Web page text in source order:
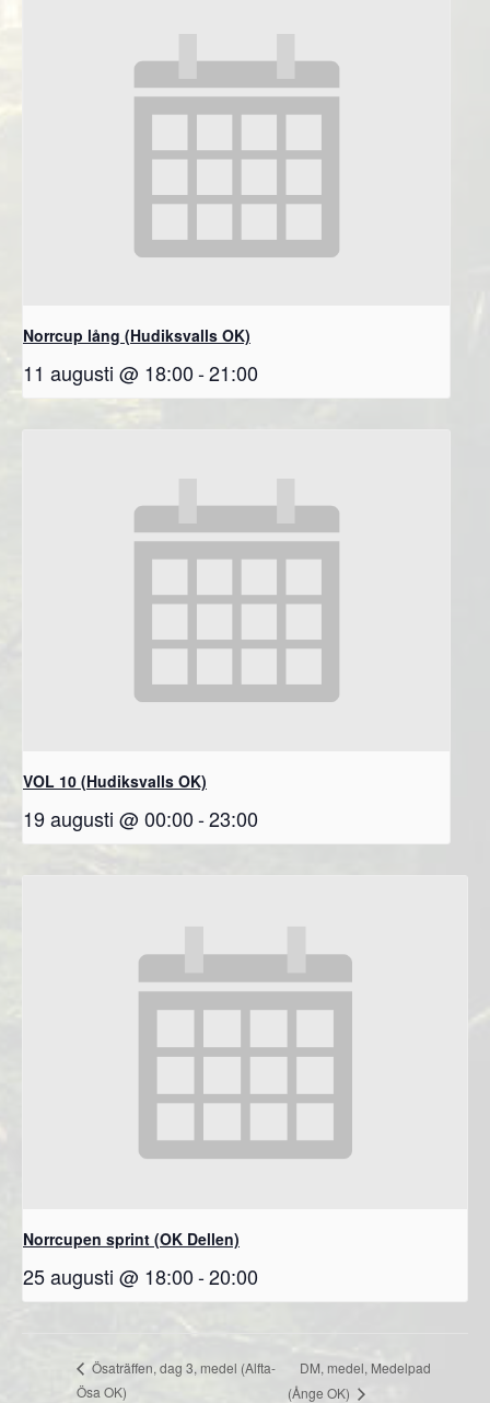
Norrcup lång (Hudiksvalls OK)
11 augusti @ 18:00-21:00
VOL 10 (Hudiksvalls OK)
19 augusti @ 00:00-23:00
Norrcupen sprint (OK Dellen)
25 augusti @ 18:00-20:00
Ösaträffen, dag 3, medel (Alfta-
Ösa OK)
DM, medel, Medelpad
(Ånge OK)